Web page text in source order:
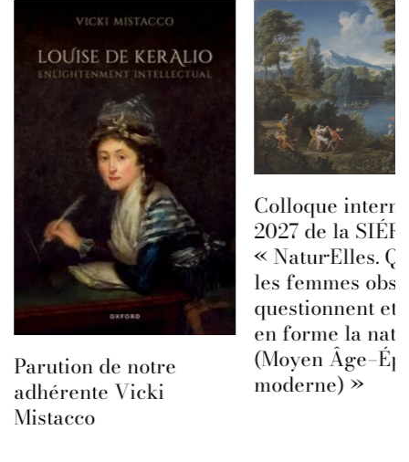
Parution de notre
adhérente Vicki
Mistacco
Colloque
2027 de la
« Natur·Elles.
les femmes
questionnent et
en forme la
(Moyen
moderne) »